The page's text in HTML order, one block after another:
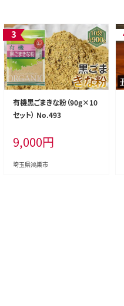
有機黒ごまきな粉（90g×10
セット） No.493
9,000円
埼玉県鴻巣市